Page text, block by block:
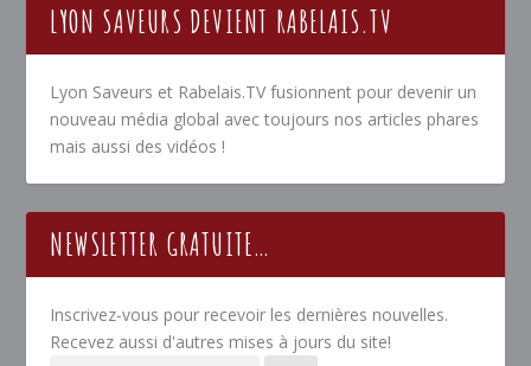
LYON SAVEURS DEVIENT RABELAIS.TV
Lyon Saveurs et Rabelais.TV fusionnent pour devenir un
nouveau média global avec toujours nos articles phares
mais aussi des vidéos !
NEWSLETTER GRATUITE…
Inscrivez-vous pour recevoir les dernières nouvelles.
Recevez aussi d'autres mises à jours du site!